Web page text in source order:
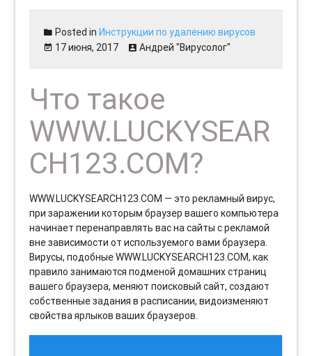
Posted inИнструкции по удалению вирусов
17 июня, 2017
Андрей "Вирусолог"
Что такое
WWW.LUCKYSEAR
CH123.COM?
WWW.LUCKYSEARCH123.COM — это рекламный вирус,
при заражении которым браузер вашего компьютера
начинает перенаправлять вас на сайты с рекламой
вне зависимости от используемого вами браузера.
Вирусы, подобные WWW.LUCKYSEARCH123.COM, как
правило занимаются подменой домашних страниц
вашего браузера, меняют поисковый сайт, создают
собственные задания в расписании, видоизменяют
свойства ярлыков ваших браузеров.